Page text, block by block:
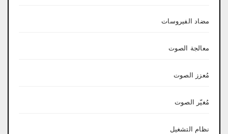
مضاد الفيروسات
معالجة الصوت
مُعزز الصوت
مُغيّر الصوت
نظام التشغيل